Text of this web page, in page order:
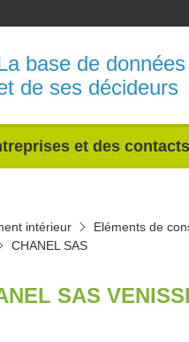
base de
de ses décideurs
et des
intérieur
Eléments de
CHANEL SAS
SAS